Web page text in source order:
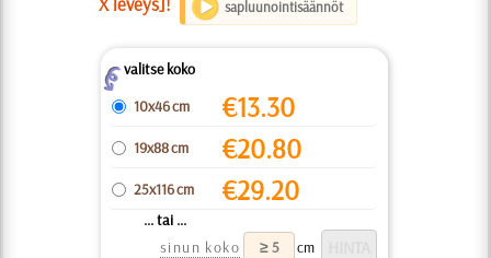
sapluunointisäännöt
Zvalitse koko
10x46 cm
€13.30
19x88 cm €20.80
25x116 cm €29.20
... tai ...
sinun koko
cm